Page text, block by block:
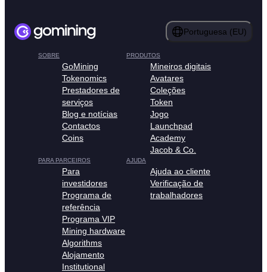
Portuguesa (EU)
SOBRE
GoMining
Tokenomics
Prestadores de
serviços
Blog e notícias
Contactos
Coins
PRODUTOS
Mineiros digitais
Avatares
Coleções
Token
Jogo
Launchpad
Academy
Jacob & Co.
PARA PARCEIROS
Para
investidores
Programa de
referência
Programa VIP
Mining hardware
Algorithms
Alojamento
Institutional
AJUDA
Ajuda ao cliente
Verificação de
trabalhadores